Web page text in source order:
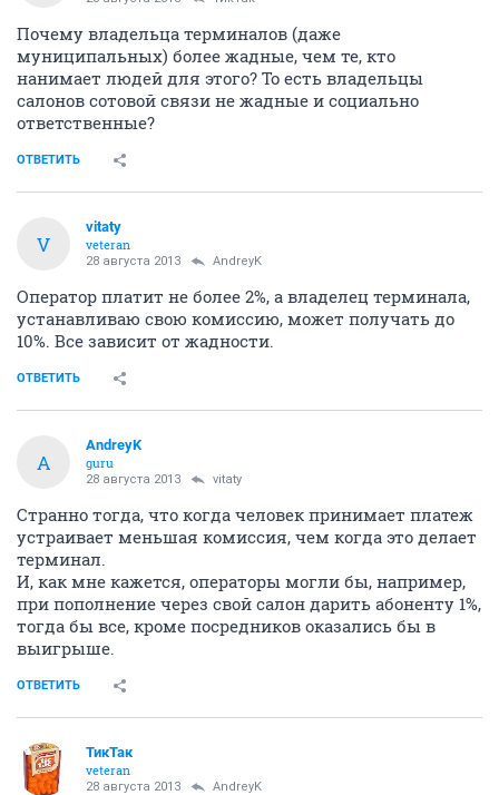
Почему владельца терминалов (даже
муниципальных) более жадные, чем те, кто
нанимает людей для этого? То есть владельцы
салонов сотовой связи не жадные и социально
ответственные?
ОТВЕТИТЬ
V
vitaty
veteran
28 августа 2013 AndreyK
Оператор платит не более 2%, а владелец терминала,
устанавливаю свою комиссию, может получать до
10%. Все зависит от жадности.
ОТВЕТИТЬ
A
AndreyK
guru
28 августа 2013 vitaty
Странно тогда, что когда человек принимает платеж
устраивает меньшая комиссия, чем когда это делает
терминал.
И, как мне кажется, операторы могли бы, например,
при пополнение через свой салон дарить абоненту 1%,
тогда бы все, кроме посредников оказались бы в
выигрыше.
ОТВЕТИТЬ
ТикТак
veteran
28 августа 2013 AndreyK